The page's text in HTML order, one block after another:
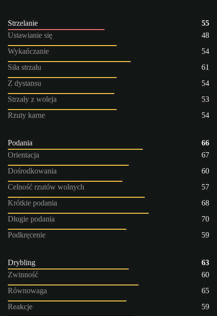
Strzelanie
55
Ustawianie się
48
Wykańczanie
54
Siła strzału
61
Z dystansu
54
Strzały z woleja
53
Rzuty karne
54
Podania
66
Orientacja
67
Dośrodkowania
60
Celność rzutów wolnych
57
Krótkie podania
68
Długie podania
70
Podkręcenie
59
Drybling
63
Zwinność
60
Równowaga
65
Reakcje
59